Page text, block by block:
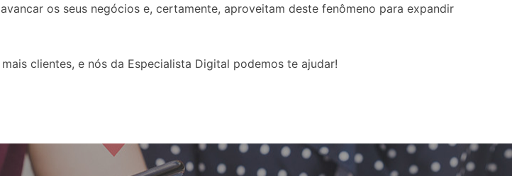
os seus negócios e, certamente, aproveitam deste fenômeno para expandir
clientes, e nós da Especialista Digital podemos te ajudar!